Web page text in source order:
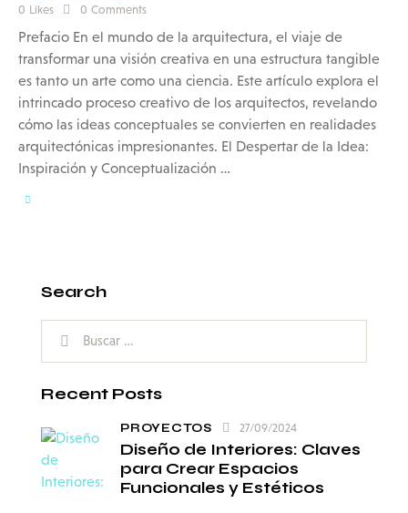
0 Likes 0 Comments
Prefacio En el mundo de la arquitectura, el viaje de
transformar una visión creativa en una estructura tangible
es tanto un arte como una ciencia. Este artículo explora el
intrincado proceso creativo de los arquitectos, revelando
cómo las ideas conceptuales se convierten en realidades
arquitectónicas impresionantes. El Despertar de la Idea:
Inspiración y Conceptualización …
Search
Recent Posts
PROYECTOS 27/09/2024
Diseño de Interiores: Claves
para Crear Espacios
Funcionales y Estéticos